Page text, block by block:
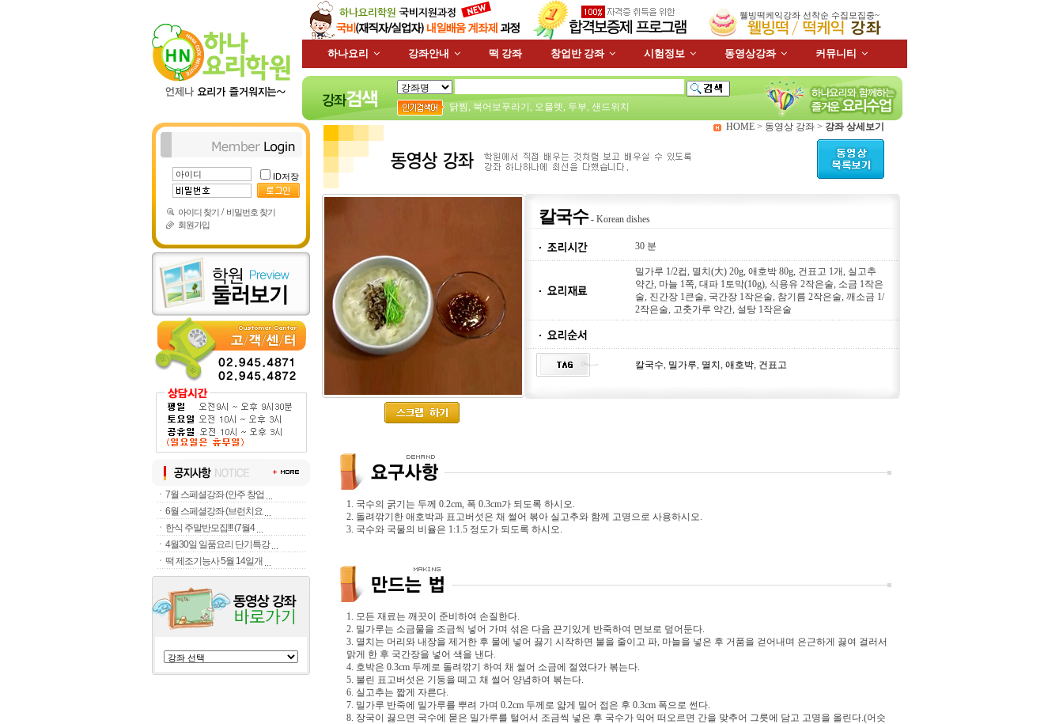
웰빙떡케익강좌 선착순 수집모집중~
하나요리 강좌안내 떡 강좌 창업반 강좌 시험정보 동영상강좌 커뮤니티
닭찜 북어보푸라기 오믈렛 두부 샌드위치
ID저장
아이디 찾기 / 비밀번호 찾기
회원가입
ㆍ 7월 스페셜강좌 (안주 창업
ㆍ 6월 스페셜강좌 (브런치요
ㆍ 한식 주말반모집!!! (7월4
ㆍ 4월30일 일품요리 단기특강
ㆍ 떡 제조기능사 5월 14일개
HOME > 동영상 강좌 > 강좌 상세보기
칼국수 - Korean dishes
30 분
밀가루 1/2컵, 멸치(大) 20g, 애호박 80g, 건표고 1개, 실고추
약간, 마늘 1쪽, 대파 1토막(10g), 식용유 2작은술, 소금 1작은
술, 진간장 1큰술, 국간장 1작은술, 참기름 2작은술, 깨소금 1/
2작은술, 고춧가루 약간, 설탕 1작은술
칼국수, 밀가루, 멸치 , 애호박, 건표고
1. 국수의 굵기는 두께 0.2cm, 폭 0.3cm가 되도록 하시오.
2. 돌려깎기한 애호박과 표고버섯은 채 썰어 볶아 실고추와 함께 고명으로 사용하시오.
3. 국수와 국물의 비율은 1:1.5 정도가 되도록 하시오.
1. 모든 재료는 깨끗이 준비하여 손질한다.
2. 밀가루는 소금물을 조금씩 넣어 가며 섞은 다음 끈기있게 반죽하여 면보로 덮어둔다.
3. 멸치는 머리와 내장을 제거한 후 물에 넣어 끓기 시작하면 불을 줄이고 파, 마늘을 넣은 후 거품을 걷어내며 은근하게 끓여 걸러서
맑게 한 후 국간장을 넣어 색을 낸다.
4. 호박은 0.3cm 두께로 돌려깎기 하여 채 썰어 소금에 절였다가 볶는다.
5. 불린 표고버섯은 기둥을 떼고 채 썰어 양념하여 볶는다.
6. 실고추는 짧게 자른다.
7. 밀가루 반죽에 밀가루를 뿌려 가며 0.2cm 두께로 얇게 밀어 접은 후 0.3cm 폭으로 썬다.
8. 장국이 끓으면 국수에 묻은 밀가루를 털어서 조금씩 넣은 후 국수가 익어 떠오르면 간을 맞추어 그릇에 담고 고명을 올린다.(어슷